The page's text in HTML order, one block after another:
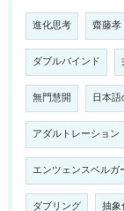
進化思考 齋藤孝
ダブルバインド
無門慧開 日本
アダルトレーション
エンツェンスベルガ
ダブリング 抽